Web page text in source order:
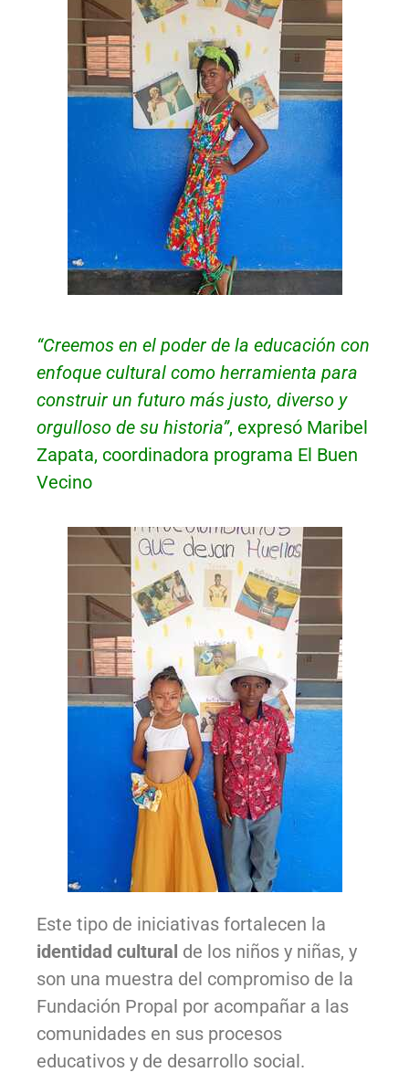
“Creemos en el poder de la educación con
enfoque cultural como herramienta para
construir un futuro más justo, diverso y
orgulloso de su historia”, expresó Maribel
Zapata, coordinadora programa El Buen
Vecino
Este tipo de iniciativas fortalecen la
identidad cultural de los niños y niñas, y
son una muestra del compromiso de la
Fundación Propal por acompañar a las
comunidades en sus procesos
educativos y de desarrollo social.